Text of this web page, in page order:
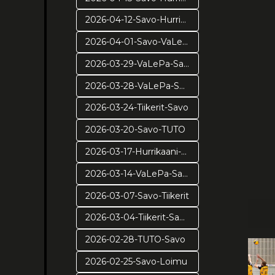
2026-04-12-Savo-Hurrikaani-ve2
2026-04-01-Savo-VaLePa-pv3
2026-03-29-VaLePa-Savo-pv2
2026-03-28-VaLePa-Savo-pv1
2026-03-24-Tiikerit-Savo
2026-03-20-Savo-TUTO
2026-03-17-Hurrikaani-Savo
2026-03-14-VaLePa-Savo
2026-03-07-Savo-Tiikerit
2026-03-04-Tiikerit-Savo
2026-02-28-TUTO-Savo
2026-02-25-Savo-Loimu